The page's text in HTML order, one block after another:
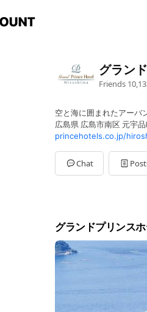
グラン
Friends
空と海に囲まれたアーバ
広島県 広島市南区 元宇品
princehotels.co.jp/
Chat
グランドプリンス